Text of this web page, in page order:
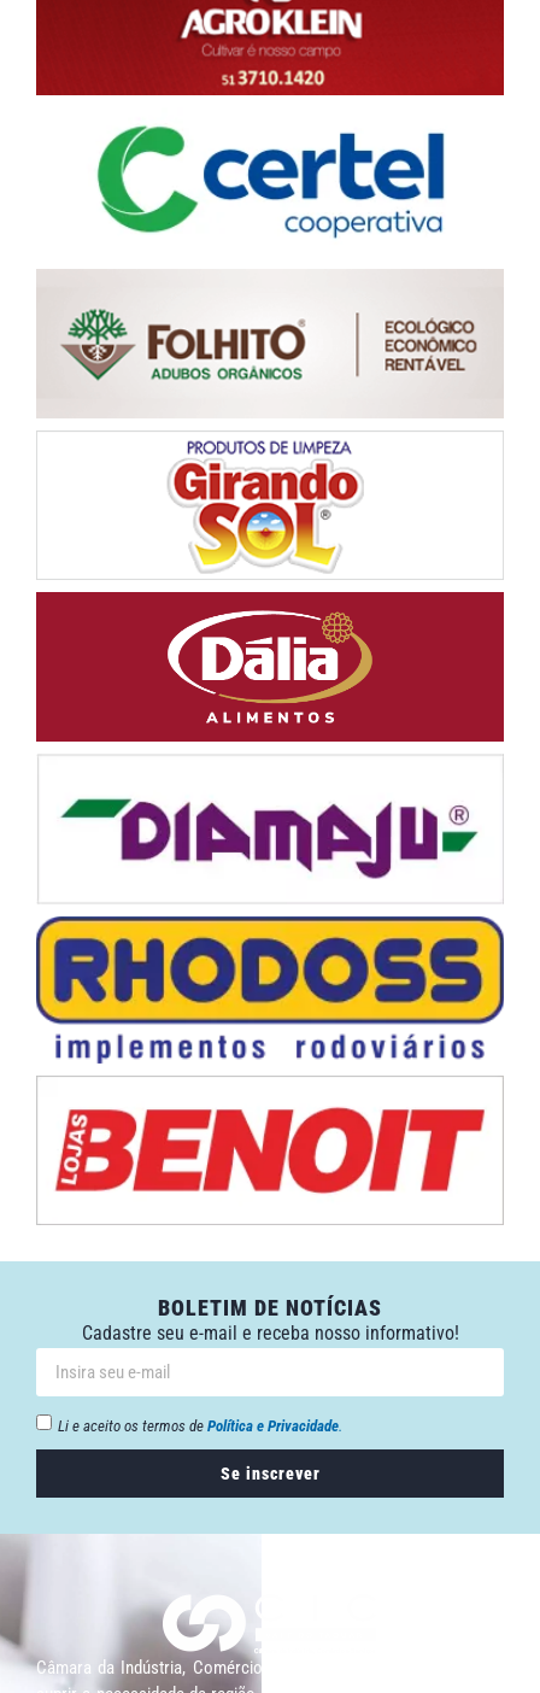
BOLETIM DE NOTÍCIAS
Cadastre seu e-mail e receba nosso informativo!
Li e aceito os termos de Política e Privacidade.
Se inscrever
Câmara da Indústria, Comércio e Serviços surgiu em 2005, para